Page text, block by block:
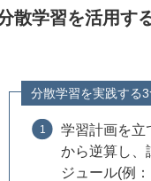
散学習を活用す
分散学習を実践する
学習計画を立
から逆算し、
ジュール(例